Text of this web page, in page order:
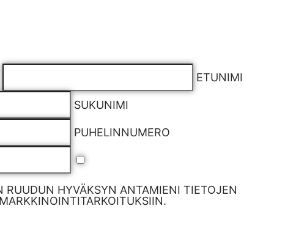
ETUNIMI
SUKUNIMI
PUHELINNUMERO
RUUDUN HYVÄKSYN ANTAMIENI TIETOJEN